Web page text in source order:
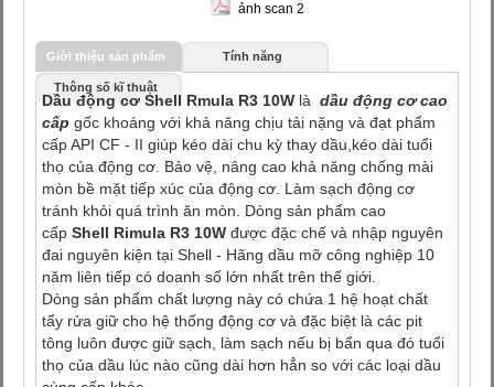
ảnh scan 2
Giới thiệu sản phẩm Tính năng
Thông số kĩ thuật
Dầu động cơ Shell Rmula R3 10W là dầu động cơ cao
cấp gốc khoáng với khả năng chịu tải nặng và đạt phẩm
cấp API CF - II giúp kéo dài chu kỳ thay dầu,kéo dài tuổi
thọ của động cơ. Bảo vệ, nâng cao khả năng chống mài
mòn bề mặt tiếp xúc của động cơ. Làm sạch động cơ
tránh khỏi quá trình ăn mòn. Dòng sản phẩm cao
cấp Shell Rimula R3 10W được đặc chế và nhập nguyên
đai nguyên kiện tại Shell - Hãng dầu mỡ công nghiệp 10
năm liên tiếp có doanh số lớn nhất trên thế giới.
Dòng sản phẩm chất lượng này có chứa 1 hệ hoạt chất
tẩy rửa giữ cho hệ thống động cơ và đặc biệt là các pit
tông luôn được giữ sạch, làm sạch nếu bị bẩn qua đó tuổi
thọ của dầu lúc nào cũng dài hơn hẳn so với các loại dầu